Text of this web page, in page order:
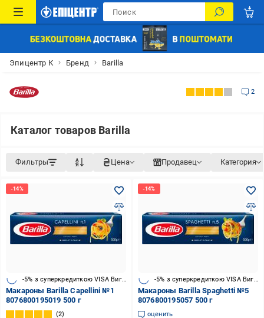
Эпицентр К Бренд Barilla
2
Каталог товаров Barilla
Фильтры Цена Продавец Категория
-5% з суперкредиткою VISA Вигода
Макароны Barilla Capellini №1
8076800195019 500 г
2
Макароны Barilla Spaghetti №5
8076800195057 500 г
оценить